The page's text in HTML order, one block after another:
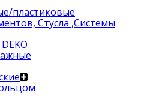
пластиковые
Стусла ,Системы